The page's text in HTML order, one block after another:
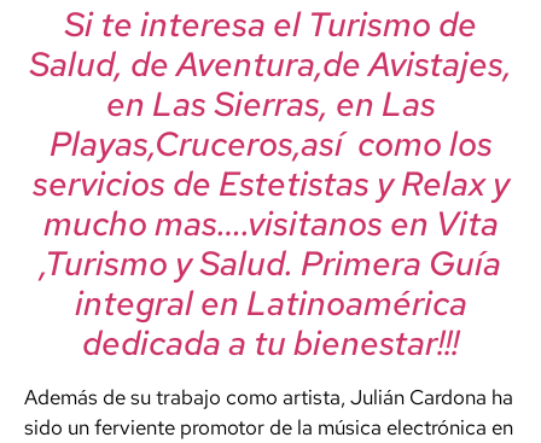
Si te interesa el Turismo de
Salud, de Aventura,de Avistajes,
en Las Sierras, en Las
Playas,Cruceros,así como los
servicios de Estetistas y Relax y
mucho mas….visitanos en Vita
,Turismo y Salud. Primera Guía
integral en Latinoamérica
dedicada a tu bienestar!!!
Además de su trabajo como artista, Julián Cardona ha
sido un ferviente promotor de la música electrónica en